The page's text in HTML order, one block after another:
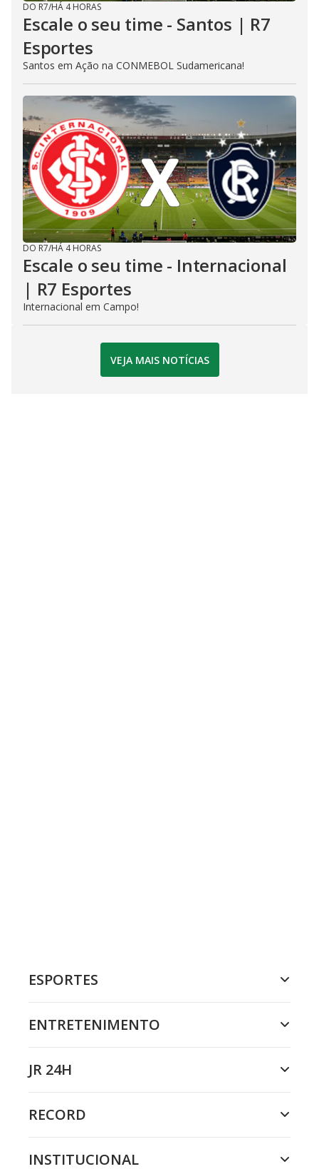
DO R7/HÁ 4 HORAS
Escale o seu time - Santos | R7
Esportes
Santos em Ação na CONMEBOL Sudamericana!
DO R7/HÁ 4 HORAS
Escale o seu time - Internacional
| R7 Esportes
Internacional em Campo!
VEJA MAIS NOTÍCIAS
ESPORTES
ENTRETENIMENTO
JR 24H
RECORD
INSTITUCIONAL